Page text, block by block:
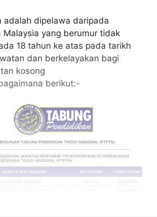
adalah dipelawa daripada
Malaysia yang berumur tidak
18 tahun ke atas pada tarikh
dan berkelayakan bagi
kosong
berikut:-